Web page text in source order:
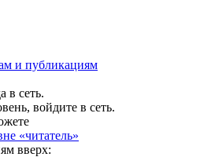
и публикациям
в сеть.
войдите в сеть.
«читатель»
вверх: